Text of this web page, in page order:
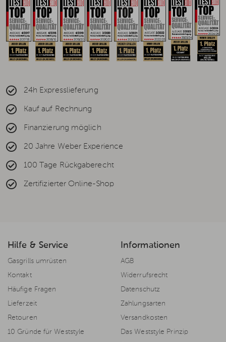
24h Expresslieferung
Kauf auf Rechnung
Finanzierung möglich
20 Jahre Weber Experience
100 Tage Rückgaberecht
Zertifizierter Online-Shop
Hilfe & Service
Gasgrills umrüsten
Kontakt
Häufige Fragen
Lieferzeit
Retouren
10 Gründe für Weststyle
Informationen
AGB
Widerrufsrecht
Datenschutz
Zahlungsarten
Versandkosten
Das Weststyle Prinzip